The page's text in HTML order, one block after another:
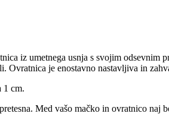
iz umetnega usnja s svojim
Ovratnica je enostavno nastavljiva in
1 cm.
Med vašo mačko in ovratnico naj